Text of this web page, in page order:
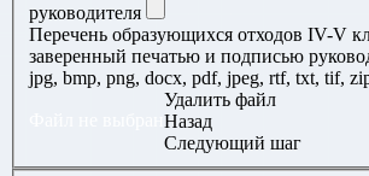
руководителя
Перечень образующихся отходов IV-V
заверенный печатью и подписью
jpg, bmp, png, docx, pdf, jpeg, rtf, txt, tif,
Удалить файл
Назад
Следующий шаг